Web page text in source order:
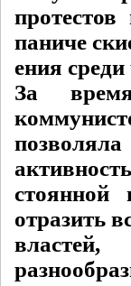
паниче
ения
За
отразить
властей,